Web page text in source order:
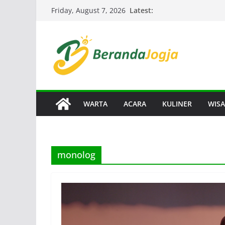
Friday, August 7, 2026 Latest:
WARTA ACARA KULINER
monolog